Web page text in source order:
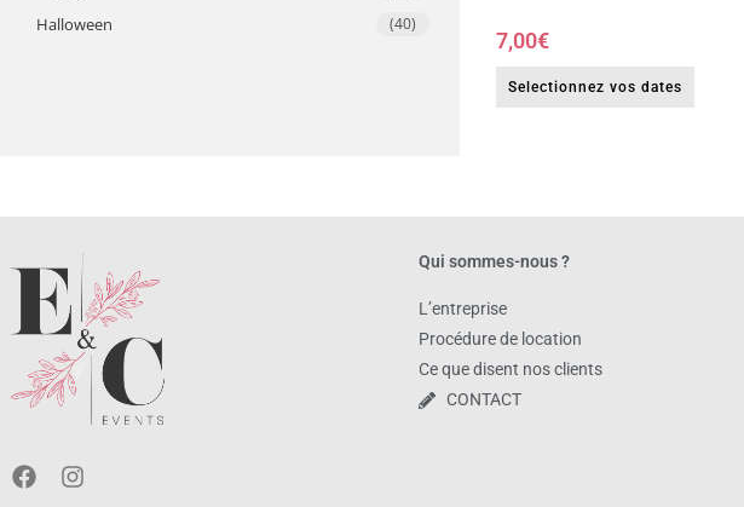
​Halloween (40)
7,00€
Selectionnez vos dates
Qui sommes-nous ?
L’entreprise
Procédure de location
Ce que disent nos clients
CONTACT